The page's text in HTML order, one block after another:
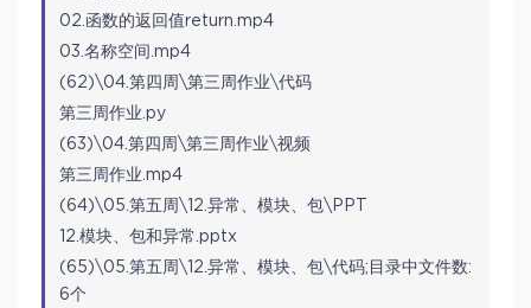
02.函数的返回值return.mp4
03.名称空间.mp4
(62)\04.第四周\第三周作业\代码
第三周作业.py
(63)\04.第四周\第三周作业\视频
第三周作业.mp4
(64)\05.第五周\12.异常、模块、包\PPT
12.模块、包和异常.pptx
(65)\05.第五周\12.异常、模块、包\代码;目录中文件数:
6个